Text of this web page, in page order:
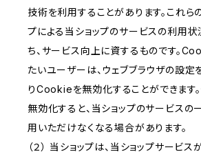
技術を利用することがあります。これら
プによる当ショップのサービスの利用
ち、サービス向上に資するものです。
たいユーザーは、ウェブブラウザの設定
りCookieを無効化することができます
無効化すると、当ショップのサービスの
用いただけなくなる場合があります。
（２） 当ショップは、当ショップサービ